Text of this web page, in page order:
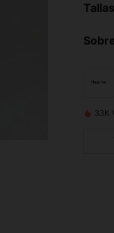
33K